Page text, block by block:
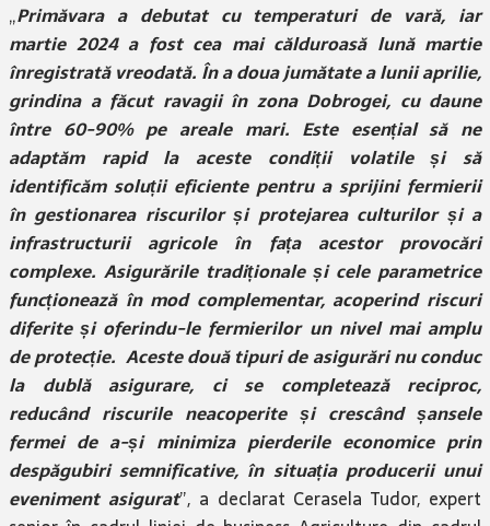
„Primăvara a debutat cu temperaturi de vară, iar
martie 2024 a fost cea mai călduroasă lună martie
înregistrată vreodată. În a doua jumătate a lunii aprilie,
grindina a făcut ravagii în zona Dobrogei, cu daune
între 60-90% pe areale mari. Este esențial să ne
adaptăm rapid la aceste condiții volatile și să
identificăm soluții eficiente pentru a sprijini fermierii
în gestionarea riscurilor și protejarea culturilor și a
infrastructurii agricole în fața acestor provocări
complexe. Asigurările tradiționale și cele parametrice
funcționează în mod complementar, acoperind riscuri
diferite și oferindu-le fermierilor un nivel mai amplu
de protecție. Aceste două tipuri de asigurări nu conduc
la dublă asigurare, ci se completează reciproc,
reducând riscurile neacoperite și crescând șansele
fermei de a-și minimiza pierderile economice prin
despăgubiri semnificative, în situația producerii unui
eveniment asigurat”, a declarat Cerasela Tudor, expert